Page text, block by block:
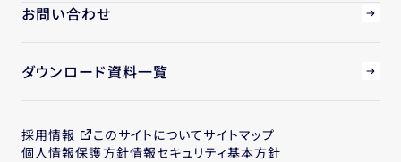
お問い合わせ
ダウンロード資料一覧
採用情報 このサイトについてサイトマップ
個人情報保護方針情報セキュリティ基本方針